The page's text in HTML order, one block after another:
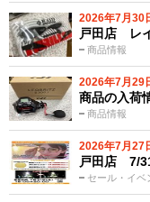
2026年7月30
商品情報
戸田店 レ
2026年7月29
商品情報
商品の入荷
2026年7月27
セール・イベ
戸田店 7/